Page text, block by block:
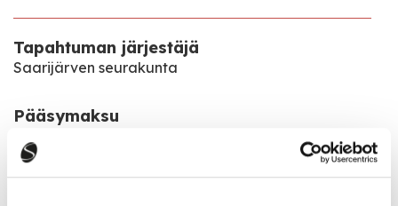
Tapahtuman järjestäjä
Saarijärven seurakunta
Pääsymaksu